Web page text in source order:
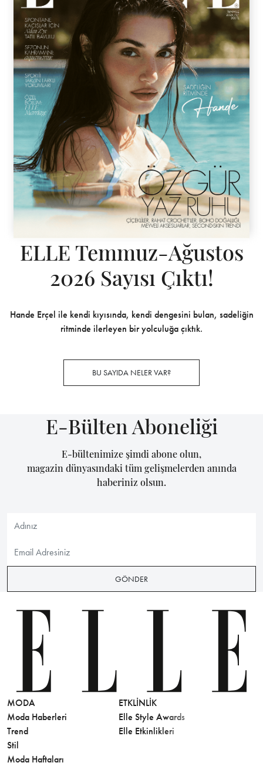
ELLE Temmuz-Ağustos
2026 Sayısı Çıktı!
Hande Erçel ile kendi kıyısında, kendi dengesini bulan, sadeliğin
ritminde ilerleyen bir yolculuğa çıktık.
BU SAYIDA NELER VAR?
E-Bülten Aboneliği
E-bültenimize şimdi abone olun,
magazin dünyasındaki tüm gelişmelerden anında
haberiniz olsun.
GÖNDER
MODA
Moda Haberleri
Trend
Stil
Moda Haftaları
ETKLINLIK
Elle Style Awards
Elle Etkinlikleri